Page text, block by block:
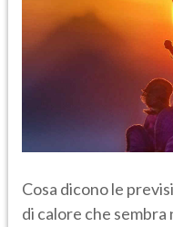
Cosa dicono le
di calore che